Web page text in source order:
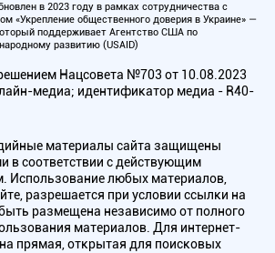
в 2023 году в рамках сотрудничества с
«Укрепление общественного доверия в Украине» —
поддерживает Агентство США по
развитию (USAID)
Нацсовета №703 от 10.08.2023
медиа; идентификатор медиа - R40-
материалы сайта защищены
в соответствии с действующим
Использование любых материалов,
разрешается при условии ссылки на
размещена независимо от полного
материалов. Для интернет-
прямая, открытая для поисковых